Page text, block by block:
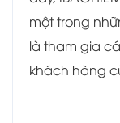
một trong
là tham gia
khách hàng